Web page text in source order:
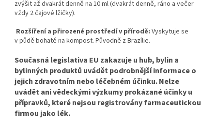
zvýšit až dvakrát denně na 10 ml (dvakrát denně, ráno a večer
vždy 2 čajové lžičky).
Rozšíření a přirozené prostředí v přírodě: Vyskytuje se
v půdě bohaté na kompost. Původně z Brazílie.
Současná legislativa EU zakazuje u hub, bylin a
bylinných produktů uvádět podrobnější informace o
jejich zdravotním nebo léčebném účinku. Nelze
uvádět ani vědeckými výzkumy prokázané účinky u
přípravků, které nejsou registrovány farmaceutickou
firmou jako lék.